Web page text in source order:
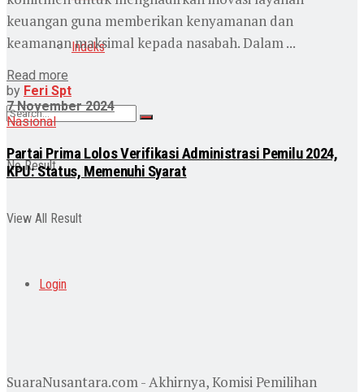
Indeks
No Result
View All Result
Login
keuangan guna memberikan kenyamanan dan
keamanan maksimal kepada nasabah. Dalam ...
Read more
by Feri Spt
7 November 2024
Nasional
Partai Prima Lolos Verifikasi Administrasi Pemilu 2024,
KPU: Status, Memenuhi Syarat
SuaraNusantara.com - Akhirnya, Komisi Pemilihan